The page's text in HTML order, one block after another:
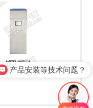
产品安装等技术问题？